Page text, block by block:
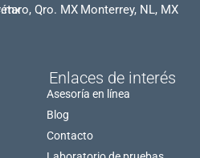
Qro. MX Monterrey, NL, MX
Enlaces de interés
Asesoría en línea
Blog
Contacto